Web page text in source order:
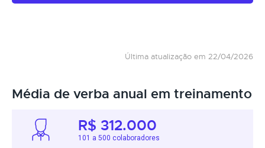
Última atualização em 22/04/2026
Média de verba anual em treinamento
R$ 312.000
101 a 500 colaboradores